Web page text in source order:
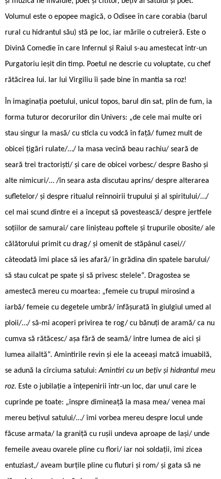
Volumul este o epopee magică, o Odisee în care corabia (barul
rural cu hidrantul său) stă pe loc, iar mările o cutreieră. Este o
Divină Comedie în care Infernul și Raiul s-au amestecat într-un
Purgatoriu ieșit din timp. Poetul ne descrie cu voluptate, cu chef
rătăcirea lui. Iar lui Virgiliu îi șade bine în mantia sa roz!
În imaginația poetului, unicul topos, barul din sat, plin de fum, ia
forma tuturor decorurilor din Univers: „de cele mai multe ori
stau singur la masă/ cu sticla cu vodcă în față/ fumez mult de
obicei țigări rulate/…/ la masa vecină beau rachiu/ seară de
seară trei tractoriști/ și care de obicei vorbesc/ despre Basho și
alte nimicuri/… /în seara asta discutau aprins/ despre alterarea
sufletelor/ și despre ritualul reînnoirii trupului și al spiritului/…/
cel mai scund dintre ei a început să povestească/ despre jertfele
soțiilor de samurai/ care linișteau poftele și trupurile obosite/ ale
călătorului primit cu drag/ și omenit de stăpânul casei//
câteodată îmi place să ies afară/ în grădina din spatele barului/
să stau culcat pe spate și să privesc stelele“. Dragostea se
amestecă mereu cu moartea: „femeie cu trupul mirosind a
iarbă/ femeie cu degetele umbră/ înfășurată în giulgiul umed al
ploii/…/ să-mi acoperi privirea te rog/ cu bănuți de aramă/ ca nu
cumva să rătăcesc/ așa fără de seamă/ între lumea de aici și
lumea ailaltă“. Amintirile revin și ele la aceeași matcă imuabilă,
se adună la cîrciuma satului:Amintiri cu un bețiv și hidrantul meu
roz. Este o jubilație a înțepenirii într-un loc, dar unul care le
cuprinde pe toate: „înspre dimineață la masa mea/ venea mai
mereu bețivul satului/…/ îmi vorbea mereu despre locul unde
făcuse armata/ la graniță cu rușii undeva aproape de Iași/ unde
femeile aveau ovarele pline cu flori/ iar noi soldații, îmi zicea
entuziast,/ aveam burțile pline cu fluturi și rom/ și gata să ne